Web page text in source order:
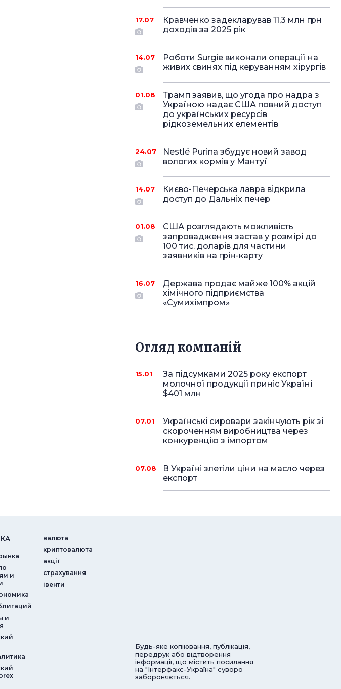
17.07
Кравченко задекларував 11,3 млн грн
доходів за 2025 рік
14.07
Роботи Surgie виконали операції на
живих свинях під керуванням хірургів
01.08
Трамп заявив, що угода про надра з
Україною надає США повний доступ
до українських ресурсів
рідкоземельних елементів
24.07
Nestlé Purina збудує новий завод
вологих кормів у Мантуї
14.07
Києво-Печерська лавра відкрила
доступ до Дальніх печер
01.08
США розглядають можливість
запровадження застав у розмірі до
100 тис. доларів для частини
заявників на грін-карту
16.07
Держава продає майже 100% акцій
хімічного підприємства
«Сумихімпром»
Огляд компаній
15.01
За підсумками 2025 року експорт
молочної продукції приніс Україні
$401 млн
07.01
Українські сировари закінчують рік зі
скороченням виробництва через
конкуренцію з імпортом
07.08
В Україні злетіли ціни на масло через
експорт
и
и
валюта
криптовалюта
акції
страхування
iвенти
Будь-яке копіювання, публікація,
передрук або відтворення
інформації, що містить посилання
на "Інтерфакс-Україна" суворо
забороняється.